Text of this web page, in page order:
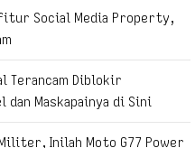
Social Media Property,
Diblokir
Maskapainya di Sini
Inilah Moto G77 Power